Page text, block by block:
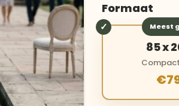
Formaat
Meest
85 x